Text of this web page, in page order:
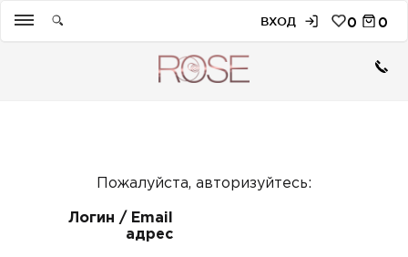
ВХОД 0 0
Пожалуйста, авторизуйтесь:
Логин / Email
адрес